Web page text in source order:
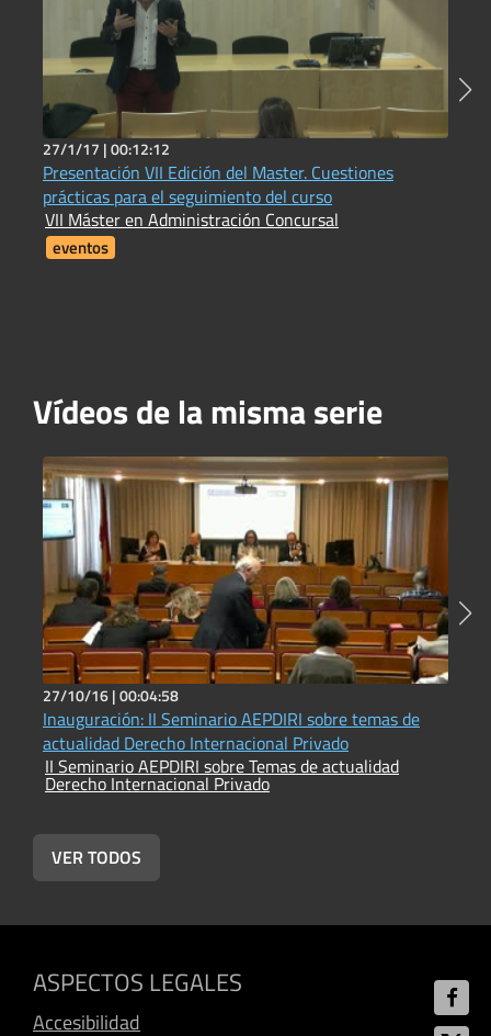
27/1/17 |00:12:12
Presentación VII Edición del Master. Cuestiones
prácticas para el seguimiento del curso
VII Máster en Administración Concursal
eventos
Vídeos de la misma serie
27/10/16 |00:04:58
Inauguración: II Seminario AEPDIRI sobre temas de
actualidad Derecho Internacional Privado
II Seminario AEPDIRI sobre Temas de actualidad
Derecho Internacional Privado
VER TODOS
ASPECTOS LEGALES
Accesibilidad